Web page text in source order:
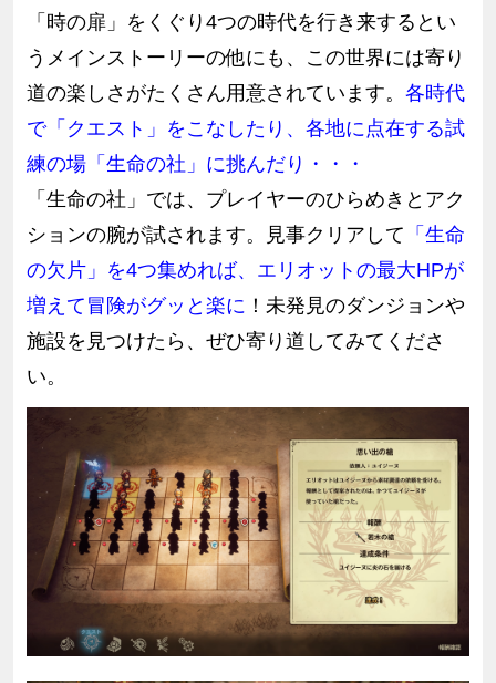
「時の扉」をくぐり4つの時代を行き来するとい
うメインストーリーの他にも、この世界には寄り
道の楽しさがたくさん用意されています。 各時代
で「クエスト」をこなしたり、各地に点在する試
練の場「生命の社」に挑んだり・・・
「生命の社」では、プレイヤーのひらめきとアク
ションの腕が試されます。見事クリアして 「生命
の欠片」を4つ集めれば、エリオットの最大HPが
増えて冒険がグッと楽に ！未発見のダンジョンや
施設を見つけたら、ぜひ寄り道してみてくださ
い。